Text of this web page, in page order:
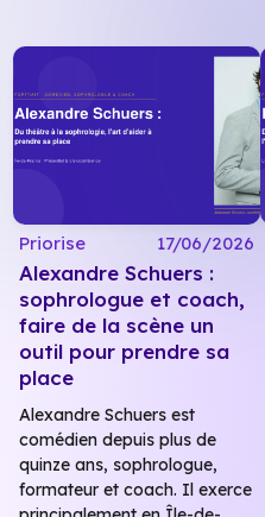
Priorise 17/06/2026
Alexandre Schuers :
sophrologue et coach,
faire de la scène un
outil pour prendre sa
place
Alexandre Schuers est
comédien depuis plus de
quinze ans, sophrologue,
formateur et coach. Il exerce